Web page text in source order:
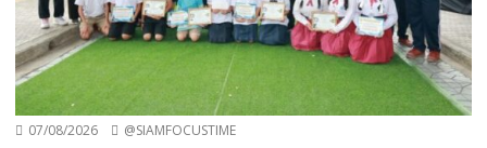
07/08/2026 @SIAMFOCUSTIME